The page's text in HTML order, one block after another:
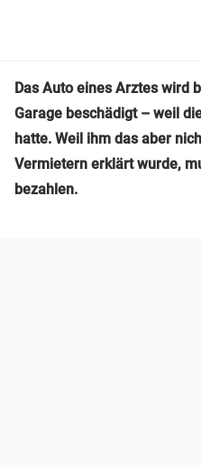
Das Auto eines Arztes wird
Garage beschädigt – weil
hatte. Weil ihm das aber
Vermietern erklärt wurde,
bezahlen.